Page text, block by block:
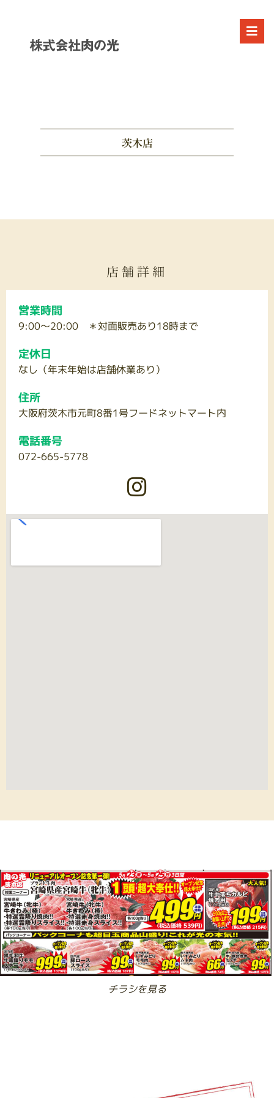
茨木店
店舗詳細
営業時間
9:00～20:00 ＊対面販売あり18時まで
定休日
なし（年末年始は店舗休業あり）
住所
大阪府茨木市元町8番1号フードネットマート内
電話番号
072-665-5778
チラシを見る